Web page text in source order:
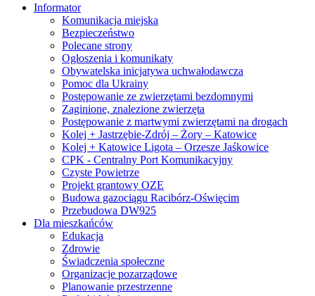
Informator
Komunikacja miejska
Bezpieczeństwo
Polecane strony
Ogłoszenia i komunikaty
Obywatelska inicjatywa uchwałodawcza
Pomoc dla Ukrainy
Postępowanie ze zwierzętami bezdomnymi
Zaginione, znalezione zwierzęta
Postępowanie z martwymi zwierzętami na drogach
Kolej + Jastrzębie-Zdrój – Żory – Katowice
Kolej + Katowice Ligota – Orzesze Jaśkowice
CPK - Centralny Port Komunikacyjny
Czyste Powietrze
Projekt grantowy OZE
Budowa gazociągu Racibórz-Oświęcim
Przebudowa DW925
Dla mieszkańców
Edukacja
Zdrowie
Świadczenia społeczne
Organizacje pozarządowe
Planowanie przestrzenne